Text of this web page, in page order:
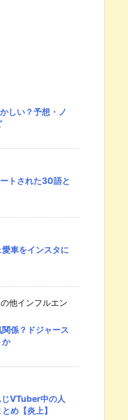
しい？予想・ノ
トされた30語と
愛車をインスタに
他インフルエン
関係？ドジャース
か
じVTuber中の人
め【炎上】